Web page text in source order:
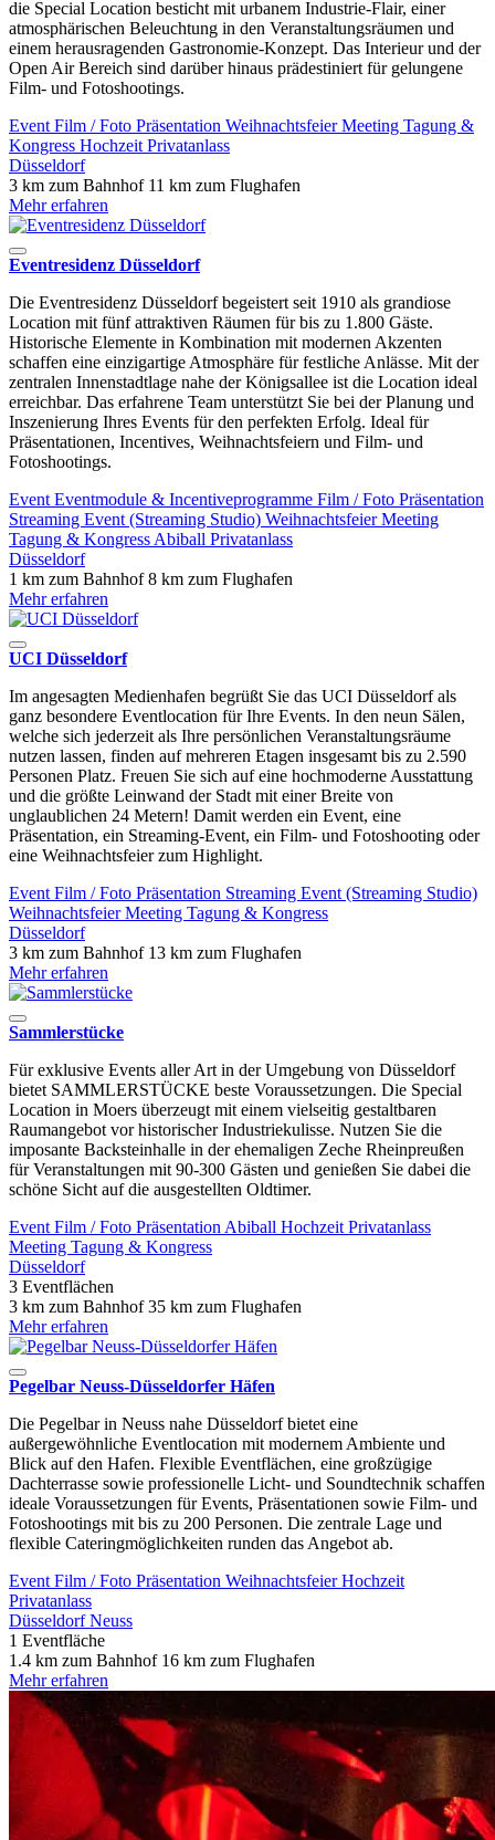
die Special Location besticht mit urbanem Industrie-Flair, einer
atmosphärischen Beleuchtung in den Veranstaltungsräumen und
einem herausragenden Gastronomie-Konzept. Das Interieur und der
Open Air Bereich sind darüber hinaus prädestiniert für gelungene
Film- und Fotoshootings.
Event Film / Foto Präsentation WeihnachtsfeierMeeting Tagung &
Kongress Hochzeit Privatanlass
Düsseldorf
3 km zum Bahnhof 11 km zum Flughafen
Mehr erfahren
Eventresidenz Düsseldorf
Die Eventresidenz Düsseldorf begeistert seit 1910 als grandiose
Location mit fünf attraktiven Räumen für bis zu 1.800 Gäste.
Historische Elemente in Kombination mit modernen Akzenten
schaffen eine einzigartige Atmosphäre für festliche Anlässe. Mit der
zentralen Innenstadtlage nahe der Königsallee ist die Location ideal
erreichbar. Das erfahrene Team unterstützt Sie bei der Planung und
Inszenierung Ihres Events für den perfekten Erfolg. Ideal für
Präsentationen, Incentives, Weihnachtsfeiern und Film- und
Fotoshootings.
Event Eventmodule & Incentiveprogramme Film / Foto Präsentation
Streaming Event (Streaming Studio) WeihnachtsfeierMeeting
Tagung & Kongress Abiball Privatanlass
Düsseldorf
1 km zum Bahnhof8 km zum Flughafen
Mehr erfahren
UCI Düsseldorf
Im angesagten Medienhafen begrüßt Sie das UCI Düsseldorf als
ganz besondere Eventlocation für Ihre Events. In den neun Sälen,
welche sich jederzeit als Ihre persönlichen Veranstaltungsräume
nutzen lassen, finden auf mehreren Etagen insgesamt bis zu 2.590
Personen Platz. Freuen Sie sich auf eine hochmoderne Ausstattung
und die größte Leinwand der Stadt mit einer Breite von
unglaublichen 24 Metern! Damit werden ein Event, eine
Präsentation, ein Streaming-Event, ein Film- und Fotoshooting oder
eine Weihnachtsfeier zum Highlight.
Event Film / Foto Präsentation Streaming Event (Streaming Studio)
WeihnachtsfeierMeeting Tagung & Kongress
Düsseldorf
3 km zum Bahnhof 13 km zum Flughafen
Mehr erfahren
Sammlerstücke
Für exklusive Events aller Art in der Umgebung von Düsseldorf
bietet SAMMLERSTÜCKE beste Voraussetzungen. Die Special
Location in Moers überzeugt mit einem vielseitig gestaltbaren
Raumangebot vor historischer Industriekulisse. Nutzen Sie die
imposante Backsteinhalle in der ehemaligen Zeche Rheinpreußen
für Veranstaltungen mit 90-300 Gästen und genießen Sie dabei die
schöne Sicht auf die ausgestellten Oldtimer.
Event Film / Foto Präsentation Abiball Hochzeit Privatanlass
Meeting Tagung & Kongress
Düsseldorf
3 Eventflächen
3 km zum Bahnhof35 km zum Flughafen
Mehr erfahren
Pegelbar Neuss-Düsseldorfer Häfen
Die Pegelbar in Neuss nahe Düsseldorf bietet eine
außergewöhnliche Eventlocation mit modernem Ambiente und
Blick auf den Hafen. Flexible Eventflächen, eine großzügige
Dachterrasse sowie professionelle Licht- und Soundtechnik schaffen
ideale Voraussetzungen für Events, Präsentationen sowie Film- und
Fotoshootings mit bis zu 200 Personen. Die zentrale Lage und
flexible Cateringmöglichkeiten runden das Angebot ab.
Event Film / Foto Präsentation WeihnachtsfeierHochzeit
Privatanlass
DüsseldorfNeuss
1 Eventfläche
1.4 km zum Bahnhof 16 km zum Flughafen
Mehr erfahren